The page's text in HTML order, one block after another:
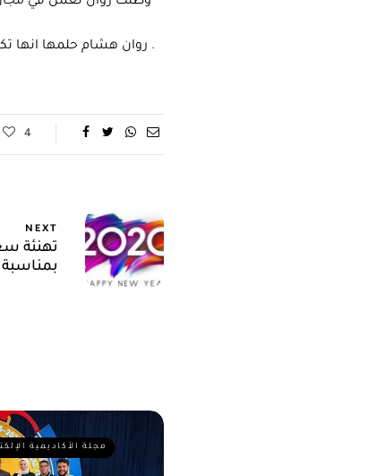
روان هشام حلمها انها تكون مايسترو في عالم الموسيقى .
4
NEXT
تهنئة
بمناسبة
مجلة الأكاديمية